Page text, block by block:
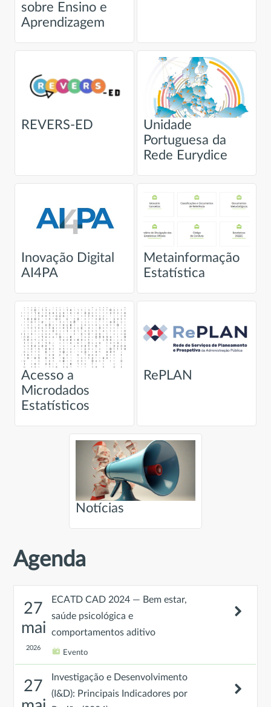
sobre Ensino e
Aprendizagem
REVERS-ED
Unidade
Portuguesa da
Rede Eurydice
Inovação Digital
AI4PA
Metainformação
Estatística
Acesso a
Microdados
Estatísticos
RePLAN
Notícias
Agenda
27
mai
2026
ECATD CAD 2024 — Bem estar,
saúde psicológica e
comportamentos aditivo
Evento
27
Investigação e Desenvolvimento
(I&D): Principais Indicadores por